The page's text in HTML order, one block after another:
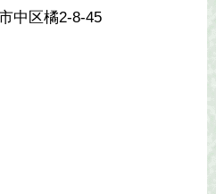
中区橘2-8-45